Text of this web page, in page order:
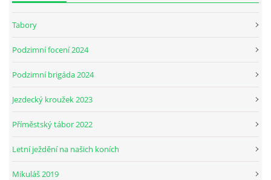
JARNÍ BRIGÁDA SE ODKLÁDÁ.
PODZIMNÍ BRIGÁDA 9.11.2024
VELKÝ PÁTEK-18.4 KROUŽEK BUDE NORMÁLNĚ PROBÍHAT
Tabory
Podzimní focení 2024
Podzimní brigáda 2024
Jezdecký kroužek 2023
Příměstský tábor 2022
Letní ježdění na našich koních
Mikuláš 2019